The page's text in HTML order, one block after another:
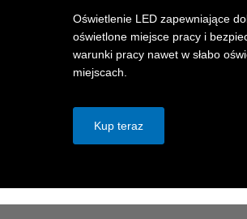
Oświetlenie LED zapewniające
oświetlone miejsce pracy i
warunki pracy nawet w słabo
miejscach.
Kup teraz